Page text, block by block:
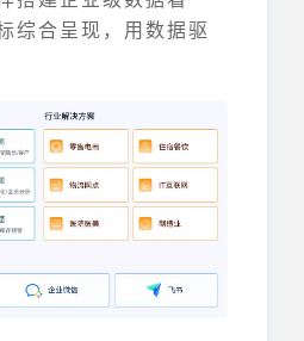
综合呈现，用数据驱